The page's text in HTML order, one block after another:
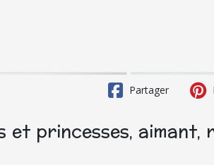
Partager
et princesses,